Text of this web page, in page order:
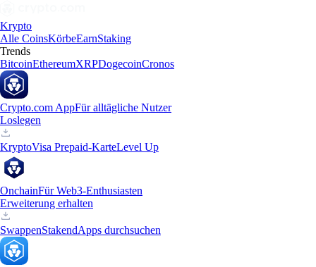
Krypto
Alle CoinsKörbeEarnStaking
Trends
BitcoinEthereumXRPDogecoinCronos
Crypto.com AppFür alltägliche Nutzer
Loslegen
KryptoVisa Prepaid-KarteLevel Up
OnchainFür Web3-Enthusiasten
Erweiterung erhalten
SwappenStakendApps durchsuchen